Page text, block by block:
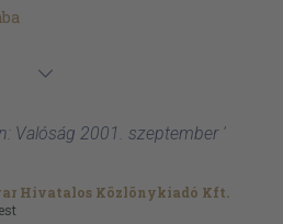
Valóság 2001. szeptember '
Hivatalos Közlönykiadó Kft.